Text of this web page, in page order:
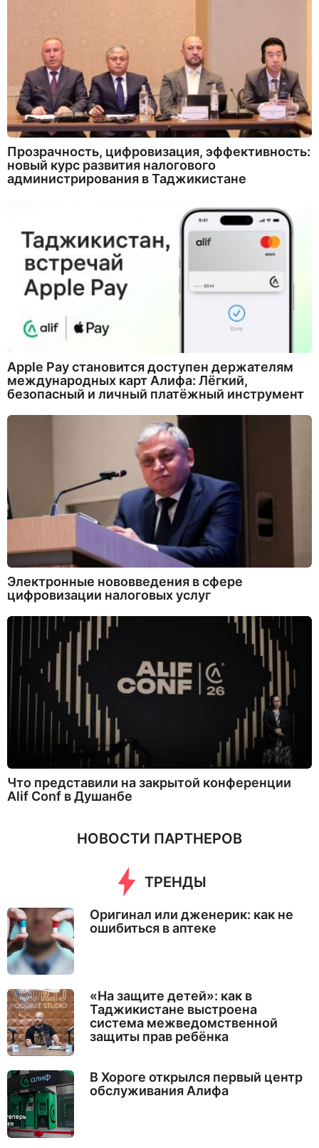
Прозрачность, цифровизация, эффективность:
новый курс развития налогового
администрирования в Таджикистане
Apple Pay становится доступен держателям
международных карт Алифа: Лёгкий,
безопасный и личный платёжный инструмент
Электронные нововведения в сфере
цифровизации налоговых услуг
Что представили на закрытой конференции
Alif Conf в Душанбе
НОВОСТИ ПАРТНЕРОВ
ТРЕНДЫ
Оригинал или дженерик: как не
ошибиться в аптеке
«На защите детей»: как в
Таджикистане выстроена
система межведомственной
защиты прав ребёнка
В Хороге открылся первый центр
обслуживания Алифа